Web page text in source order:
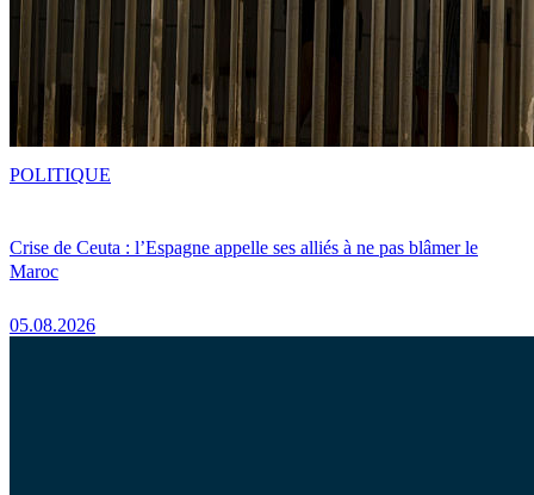
Crise de Ceuta : l’Espagne appelle ses alliés à ne pas blâmer le
Maroc
05.08.2026
POLITIQUE